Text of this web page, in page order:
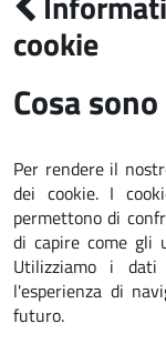
cookie
Cosa
Per rendere il
dei cookie. I
permettono di
di capire come gli
Utilizziamo i
l'esperienza di
futuro.